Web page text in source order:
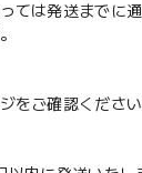
ては発送までに
をご確認ください